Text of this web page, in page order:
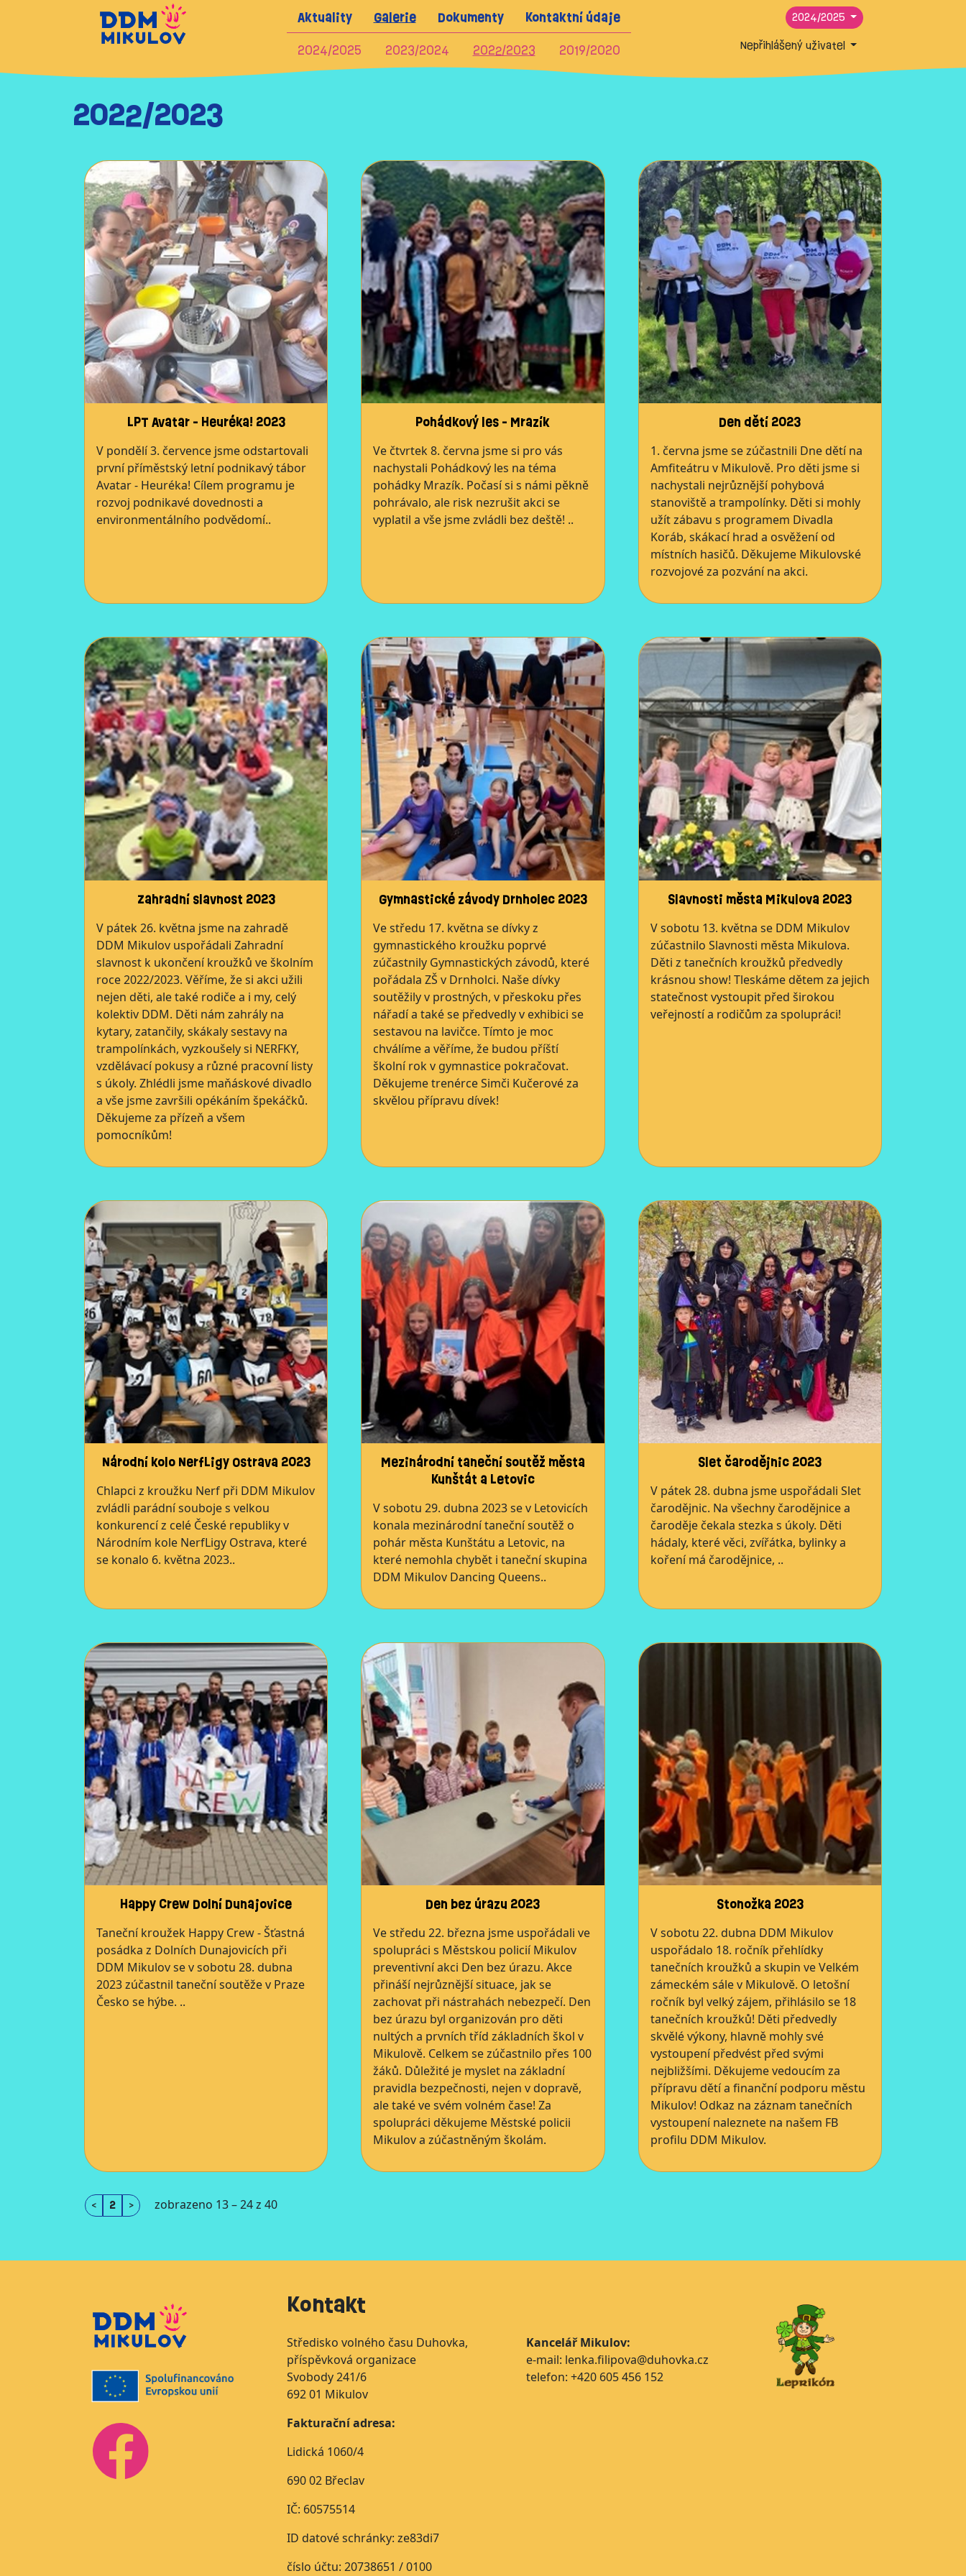
Aktuality Galerie Dokumenty
Kontaktní údaje
2024/2025
2023/2024 2022/2023 2019/2020
2024/2025
Nepřihlášený uživatel
2022/2023
LPT Avatar - Heuréka! 2023
V pondělí 3. července jsme odstartovali
první příměstský letní podnikavý tábor
Avatar - Heuréka! Cílem programu je
rozvoj podnikavé dovednosti a
environmentálního podvědomí..
Pohádkový les - Mrazík
Ve čtvrtek 8. června jsme si pro vás
nachystali Pohádkový les na téma
pohádky Mrazík. Počasí si s námi pěkně
pohrávalo, ale risk nezrušit akci se
vyplatil a vše jsme zvládli bez deště! ..
Den dětí 2023
1. června jsme se zúčastnili Dne dětí na
Amfiteátru v Mikulově. Pro děti jsme si
nachystali nejrůznější pohybová
stanoviště a trampolínky. Děti si mohly
užít zábavu s programem Divadla
Koráb, skákací hrad a osvěžení od
místních hasičů. Děkujeme Mikulovské
rozvojové za pozvání na akci.
Zahradní slavnost 2023
V pátek 26. května jsme na zahradě
DDM Mikulov uspořádali Zahradní
slavnost k ukončení kroužků ve školním
roce 2022/2023. Věříme, že si akci užili
nejen děti, ale také rodiče a i my, celý
kolektiv DDM. Děti nám zahrály na
kytary, zatančily, skákaly sestavy na
trampolínkách, vyzkoušely si NERFKY,
vzdělávací pokusy a různé pracovní listy
s úkoly. Zhlédli jsme maňáskové divadlo
a vše jsme završili opékáním špekáčků.
Děkujeme za přízeň a všem
pomocníkům!
Gymnastické závody Drnholec 2023
Ve středu 17. května se dívky z
gymnastického kroužku poprvé
zúčastnily Gymnastických závodů, které
pořádala ZŠ v Drnholci. Naše dívky
soutěžily v prostných, v přeskoku přes
nářadí a také se předvedly v exhibici se
sestavou na lavičce. Tímto je moc
chválíme a věříme, že budou příští
školní rok v gymnastice pokračovat.
Děkujeme trenérce Simči Kučerové za
skvělou přípravu dívek!
Slavnosti města Mikulova 2023
V sobotu 13. května se DDM Mikulov
zúčastnilo Slavnosti města Mikulova.
Děti z tanečních kroužků předvedly
krásnou show! Tleskáme dětem za jejich
statečnost vystoupit před širokou
veřejností a rodičům za spolupráci!
Národní kolo NerfLigy Ostrava 2023
Chlapci z kroužku Nerf při DDM Mikulov
zvládli parádní souboje s velkou
konkurencí z celé České republiky v
Národním kole NerfLigy Ostrava, které
se konalo 6. května 2023..
Mezinárodní taneční soutěž města
Kunštát a Letovic
V sobotu 29. dubna 2023 se v Letovicích
konala mezinárodní taneční soutěž o
pohár města Kunštátu a Letovic, na
které nemohla chybět i taneční skupina
DDM Mikulov Dancing Queens..
Slet čarodějnic 2023
V pátek 28. dubna jsme uspořádali Slet
čarodějnic. Na všechny čarodějnice a
čaroděje čekala stezka s úkoly. Děti
hádaly, které věci, zvířátka, bylinky a
koření má čarodějnice, ..
Happy Crew Dolní Dunajovice
Taneční kroužek Happy Crew - Šťastná
posádka z Dolních Dunajovicích při
DDM Mikulov se v sobotu 28. dubna
2023 zúčastnil taneční soutěže v Praze
Česko se hýbe. ..
Den bez úrazu 2023
Ve středu 22. března jsme uspořádali ve
spolupráci s Městskou policií Mikulov
preventivní akci Den bez úrazu. Akce
přináší nejrůznější situace, jak se
zachovat při nástrahách nebezpečí. Den
bez úrazu byl organizován pro děti
nultých a prvních tříd základních škol v
Mikulově. Celkem se zúčastnilo přes 100
žáků. Důležité je myslet na základní
pravidla bezpečnosti, nejen v dopravě,
ale také ve svém volném čase! Za
spolupráci děkujeme Městské policii
Mikulov a zúčastněným školám.
Stonožka 2023
V sobotu 22. dubna DDM Mikulov
uspořádalo 18. ročník přehlídky
tanečních kroužků a skupin ve Velkém
zámeckém sále v Mikulově. O letošní
ročník byl velký zájem, přihlásilo se 18
tanečních kroužků! Děti předvedly
skvělé výkony, hlavně mohly své
vystoupení předvést před svými
nejbližšími. Děkujeme vedoucím za
přípravu dětí a finanční podporu městu
Mikulov! Odkaz na záznam tanečních
vystoupení naleznete na našem FB
profilu DDM Mikulov.
< 2 > zobrazeno 13 – 24 z 40
Kontakt
Středisko volného času Duhovka,
příspěvková organizace
Svobody 241/6
692 01 Mikulov
Fakturační adresa:
Lidická 1060/4
690 02 Břeclav
IČ: 60575514
ID datové schránky: ze83di7
číslo účtu: 20738651 / 0100
Kancelář Mikulov:
e-mail: lenka.filipova@duhovka.cz
telefon: +420 605 456 152